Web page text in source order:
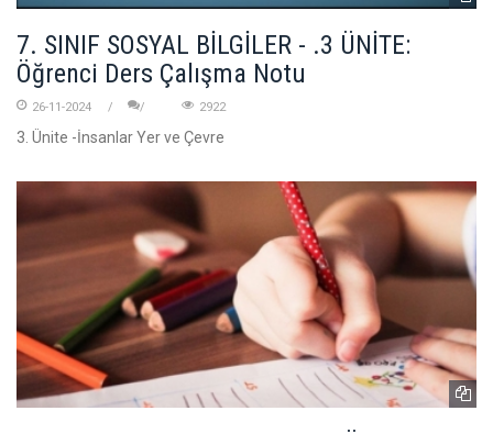
7. SINIF SOSYAL BİLGİLER - .3 ÜNİTE:
Öğrenci Ders Çalışma Notu
26-11-2024 2922
3. Ünite -İnsanlar Yer ve Çevre